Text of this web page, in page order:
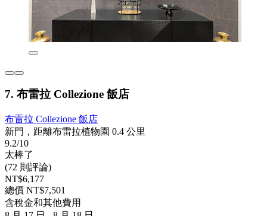
7. 布雷拉 Collezione 飯店
布雷拉 Collezione 飯店
新門，距離布雷拉植物園 0.4 公里
9.2/10
太棒了
(72 則評論)
NT$6,177
總價 NT$7,501
含稅金和其他費用